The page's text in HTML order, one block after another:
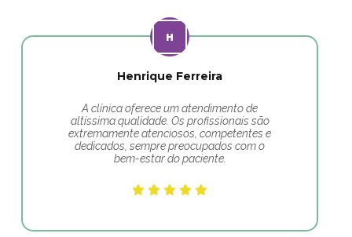
Henrique Ferreira
A clínica oferece um atendimento de
altíssima qualidade. Os profissionais são
extremamente atenciosos, competentes e
dedicados, sempre preocupados com o
bem-estar do paciente.